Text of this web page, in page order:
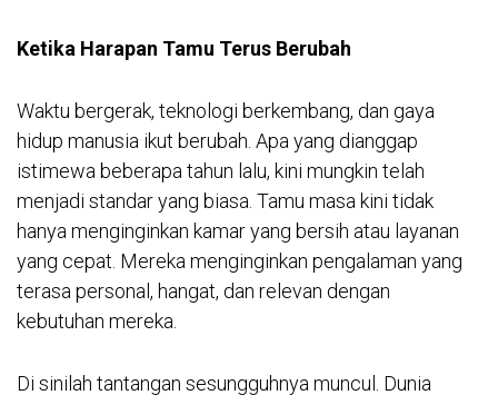
Ketika Harapan Tamu Terus Berubah
Waktu bergerak, teknologi berkembang, dan gaya
hidup manusia ikut berubah. Apa yang dianggap
istimewa beberapa tahun lalu, kini mungkin telah
menjadi standar yang biasa. Tamu masa kini tidak
hanya menginginkan kamar yang bersih atau layanan
yang cepat. Mereka menginginkan pengalaman yang
terasa personal, hangat, dan relevan dengan
kebutuhan mereka.
Di sinilah tantangan sesungguhnya muncul. Dunia